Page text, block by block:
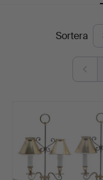
SlutpriserSortera